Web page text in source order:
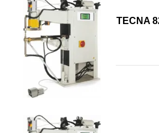
TECNA